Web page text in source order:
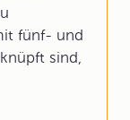
fünf- und
sind,